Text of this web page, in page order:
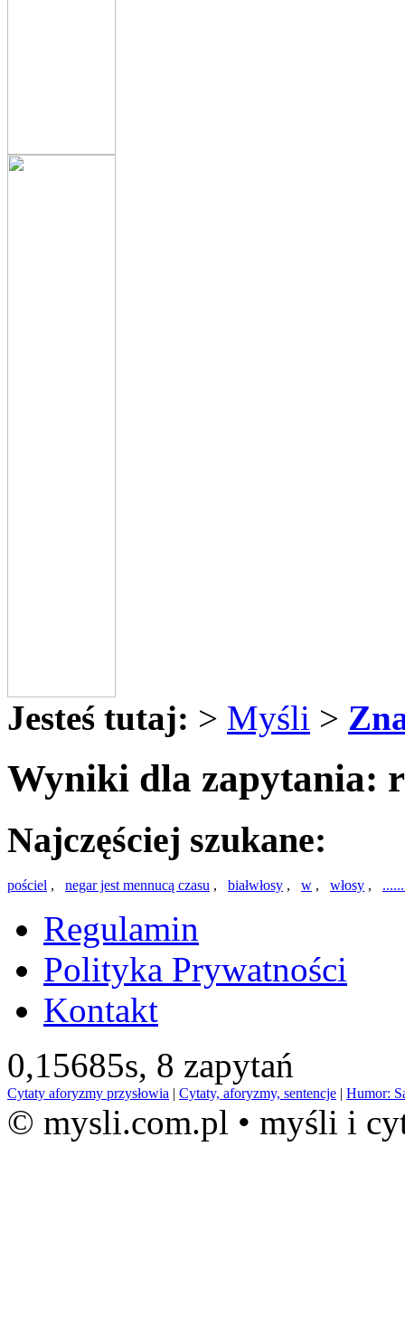
Jesteś tutaj: > Myśli >
Wyniki dla zapytania:
Najczęściej szukane:
pościel , negar jest mennucą czasu , białwłosy , w , włosy ,
Regulamin
Polityka Prywatności
Kontakt
0,15685s, 8 zapytań
Cytaty aforyzmy przysłowia | Cytaty, aforyzmy, sentencje | Humor:
© mysli.com.pl • myśli i